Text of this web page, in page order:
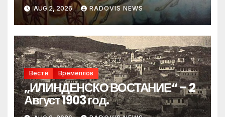
AUG 2, 2026 RADOVIS NEWS
Вести Времеплов
„ИЛИНДЕНСКО ВОСТАНИЕ“ – 2
Август 1903 год.